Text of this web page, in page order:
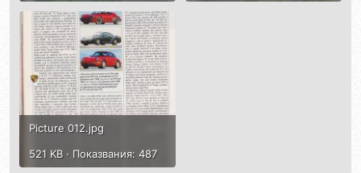
Picture 012.jpg
521 KB · Показвания: 487